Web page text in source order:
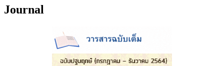
Journal